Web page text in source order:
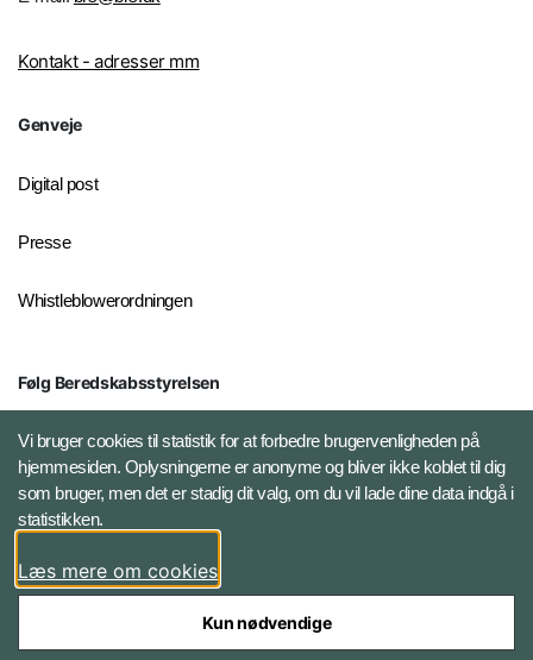
Kontakt - adresser mm
Genveje
Digital post
Presse
Whistleblowerordningen
Følg Beredskabsstyrelsen
X BRSdk
LinkedIn BRS-profil
Vi bruger cookies til statistik for at forbedre brugervenligheden på
hjemmesiden. Oplysningerne er anonyme og bliver ikke koblet til dig
som bruger, men det er stadig dit valg, om du vil lade dine data indgå i
statistikken.
Læs mere om cookies
Kun nødvendige